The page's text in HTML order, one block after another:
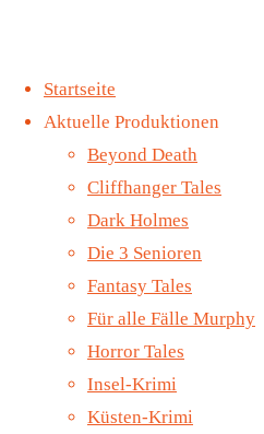
Inhalt
springen
Startseite
Aktuelle Produktionen
Beyond Death
Cliffhanger Tales
Dark Holmes
Die 3 Senioren
Fantasy Tales
Für alle Fälle Murphy
Horror Tales
Insel-Krimi
Küsten-Krimi
Allgemein
Folge 70 – Der
Erlkönig (VÖ.
02.12.2022)
Midnight
Tales
Folge 70